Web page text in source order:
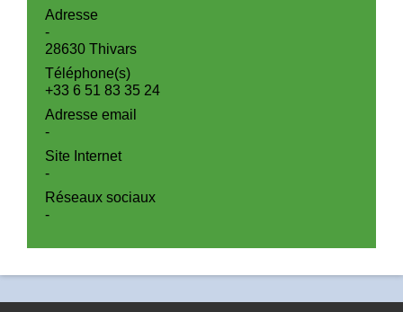
Adresse
-
28630 Thivars
Téléphone(s)
+33 6 51 83 35 24
Adresse email
-
Site Internet
-
Réseaux sociaux
-